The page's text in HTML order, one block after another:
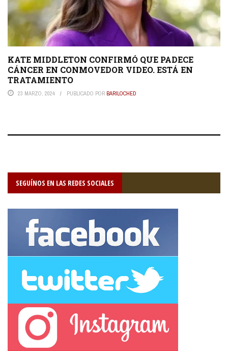
KATE MIDDLETON CONFIRMÓ QUE PADECE
CÁNCER EN CONMOVEDOR VIDEO. ESTÁ EN
TRATAMIENTO
23 MARZO, 2024 PUBLICADO POR BARILOCHED
SEGUÍNOS EN LAS REDES SOCIALES